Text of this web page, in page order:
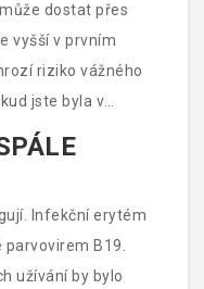
dostat přes
vyšší v prvním
riziko vážného
jste byla v
svého
na protilátky IgG
Infekční erytém
parvovirem B19.
užívání by bylo